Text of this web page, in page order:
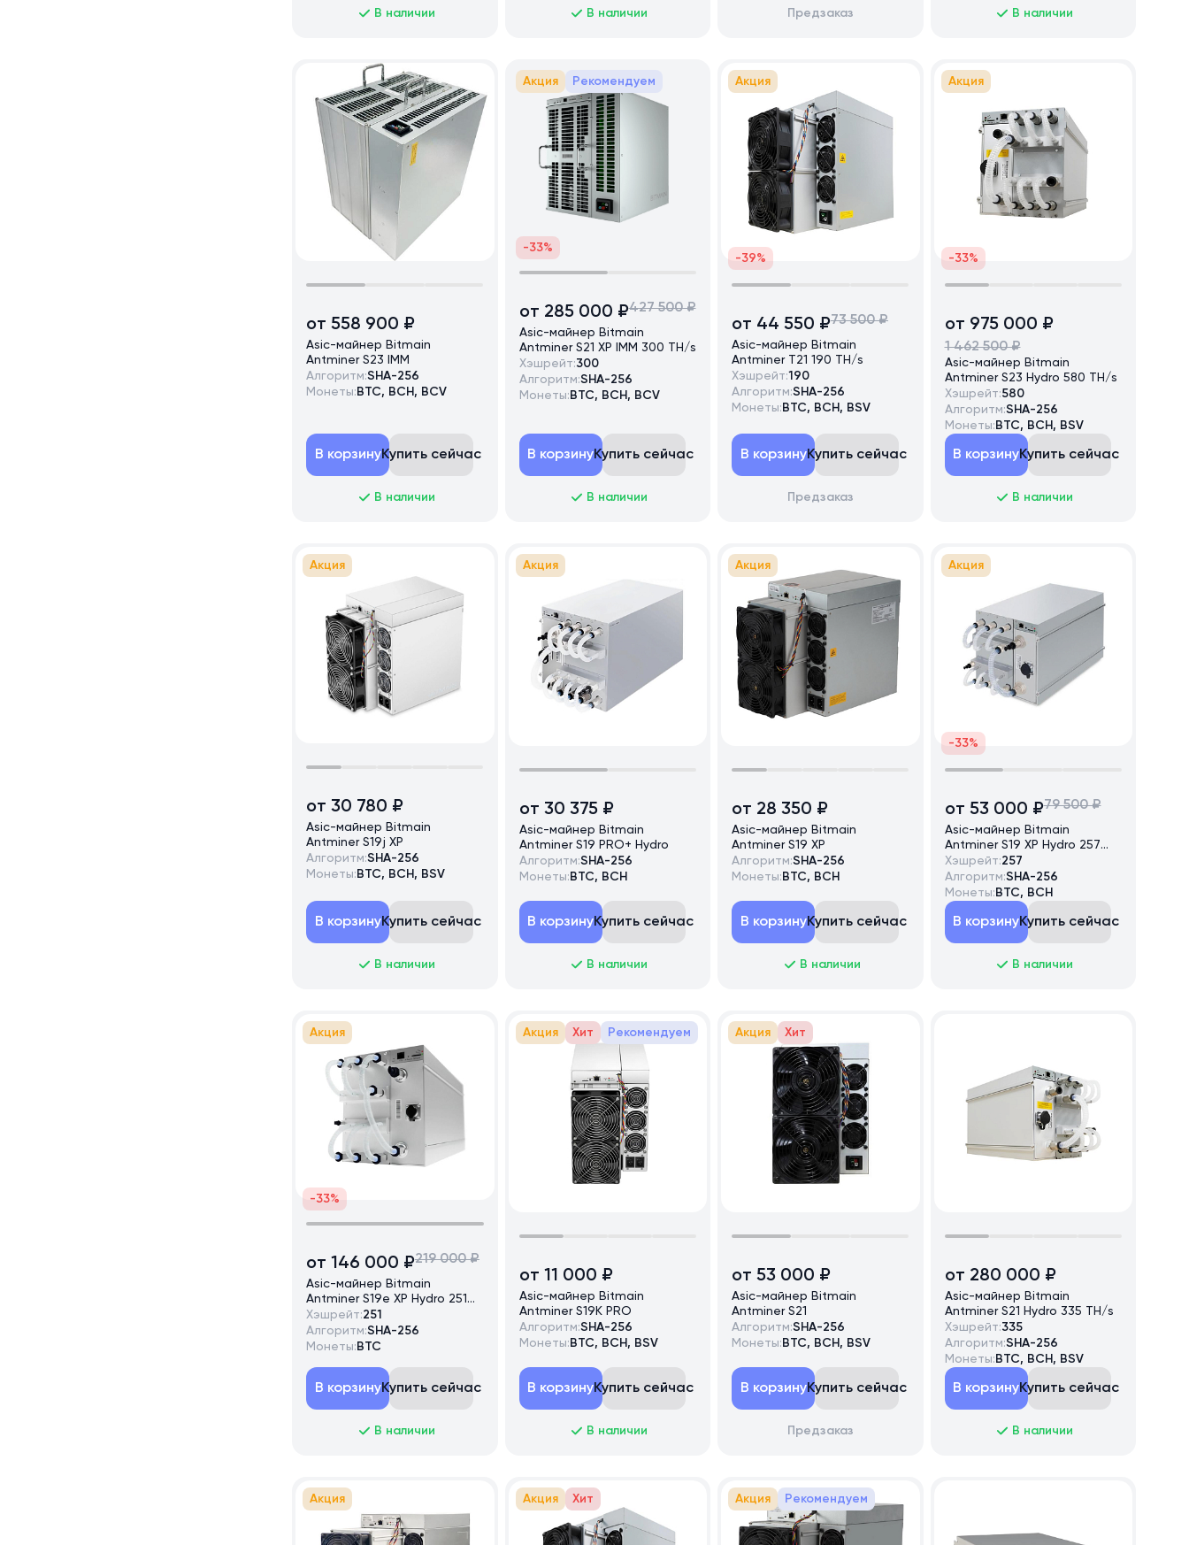
В наличии В наличии Предзаказ В наличии
от 558 900 ₽
Asic-майнер Bitmain
Antminer S23 IMM
Алгоритм:SHA-256
Монеты: BTC, BCH, BCV
В корзинуКупить сейчас
В наличии
Акция Рекомендуем
-33%
от 285 000 ₽427 500 ₽
Asic-майнер Bitmain
Antminer S21 XP IMM 300 TH/s
Хэшрейт:300
Алгоритм:SHA-256
Монеты: BTC, BCH, BCV
В корзинуКупить сейчас
В наличии
Акция
-39%
от 44 550 ₽73 500 ₽
Asic-майнер Bitmain
Antminer T21 190 TH/s
Хэшрейт:190
Алгоритм:SHA-256
Монеты: BTC, BCH, BSV
В корзинуКупить сейчас
Предзаказ
Акция
-33%
от 975 000 ₽
1 462 500 ₽
Asic-майнер Bitmain
Antminer S23 Hydro 580 TH/s
Хэшрейт:580
Алгоритм:SHA-256
Монеты: BTC, BCH, BSV
В корзинуКупить сейчас
В наличии
Акция
от 30 780 ₽
Asic-майнер Bitmain
Antminer S19j XP
Алгоритм:SHA-256
Монеты: BTC, BCH, BSV
В корзинуКупить сейчас
В наличии
Акция
от 30 375 ₽
Asic-майнер Bitmain
Antminer S19 PRO+ Hydro
Алгоритм:SHA-256
Монеты: BTC, BCH
В корзинуКупить сейчас
В наличии
Акция
от 28 350 ₽
Asic-майнер Bitmain
Antminer S19 XP
Алгоритм:SHA-256
Монеты: BTC, BCH
В корзинуКупить сейчас
В наличии
Акция
-33%
от 53 000 ₽79 500 ₽
Asic-майнер Bitmain
Antminer S19 XP Hydro 257
TH/s
Хэшрейт:257
Алгоритм:SHA-256
Монеты: BTC, BCH
В корзинуКупить сейчас
В наличии
Акция
-33%
от 146 000 ₽219 000 ₽
Asic-майнер Bitmain
Antminer S19e XP Hydro 251
TH/s
Хэшрейт:251
Алгоритм:SHA-256
Монеты: BTC
В корзинуКупить сейчас
В наличии
Акция Хит Рекомендуем
от 11 000 ₽
Asic-майнер Bitmain
Antminer S19K PRO
Алгоритм:SHA-256
Монеты: BTC, BCH, BSV
В корзинуКупить сейчас
В наличии
Акция Хит
от 53 000 ₽
Asic-майнер Bitmain
Antminer S21
Алгоритм:SHA-256
Монеты: BTC, BCH, BSV
В корзинуКупить сейчас
Предзаказ
от 280 000 ₽
Asic-майнер Bitmain
Antminer S21 Hydro 335 TH/s
Хэшрейт:335
Алгоритм:SHA-256
Монеты: BTC, BCH, BSV
В корзинуКупить сейчас
В наличии
Акция Акция Хит Акция Рекомендуем